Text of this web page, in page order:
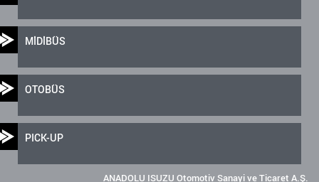
MİDİBÜS
OTOBÜS
PICK-UP
ANADOLU ISUZU Otomotiv Sanayi ve Ticaret A.Ş.